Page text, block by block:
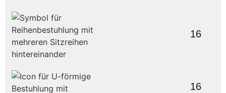
16
16